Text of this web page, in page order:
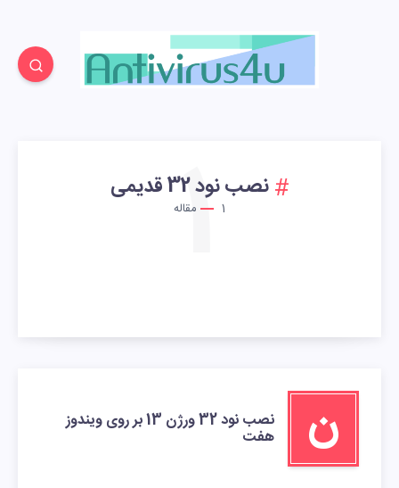
نصب نود 32 قدیمی
1 مقاله
1
ن نصب نود 32 ورژن 13 بر روی ویندوز
هفت